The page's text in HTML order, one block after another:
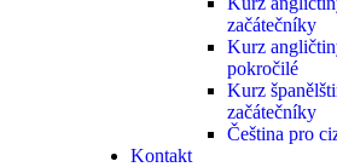
začátečníky
Kurz
pokročilé
Kurz
začátečníky
Čeština pro
Kontakt